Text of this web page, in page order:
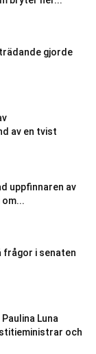
gjorde
av en tvist
uppfinnaren av
frågor i senaten
Luna
och